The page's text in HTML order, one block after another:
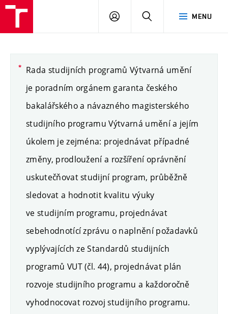
MENU
PŘIHLÁSIT
Rada studijních programů Výtvarná umění
je poradním orgánem garanta českého
bakalářského a návazného magisterského
studijního programu Výtvarná umění a jejím
úkolem je zejména: projednávat případné
změny, prodloužení a rozšíření oprávnění
uskutečňovat studijní program, průběžně
sledovat a hodnotit kvalitu výuky
ve studijním programu, projednávat
sebehodnotící zprávu o naplnění požadavků
vyplývajících ze Standardů studijních
programů VUT (čl. 44), projednávat plán
rozvoje studijního programu a každoročně
vyhodnocovat rozvoj studijního programu.